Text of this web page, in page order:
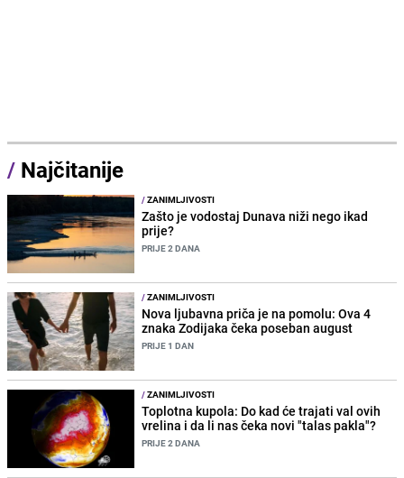
/ Najčitanije
/ZANIMLJIVOSTI
Zašto je vodostaj Dunava niži nego ikad
prije?
PRIJE 2 DANA
/ZANIMLJIVOSTI
Nova ljubavna priča je na pomolu: Ova 4
znaka Zodijaka čeka poseban august
PRIJE 1 DAN
/ZANIMLJIVOSTI
Toplotna kupola: Do kad će trajati val ovih
vrelina i da li nas čeka novi "talas pakla"?
PRIJE 2 DANA